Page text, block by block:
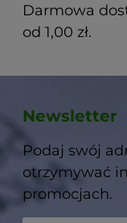
Darmowa
od 1,00 zł.
Newsletter
Podaj swój
otrzymywać
promocjach.